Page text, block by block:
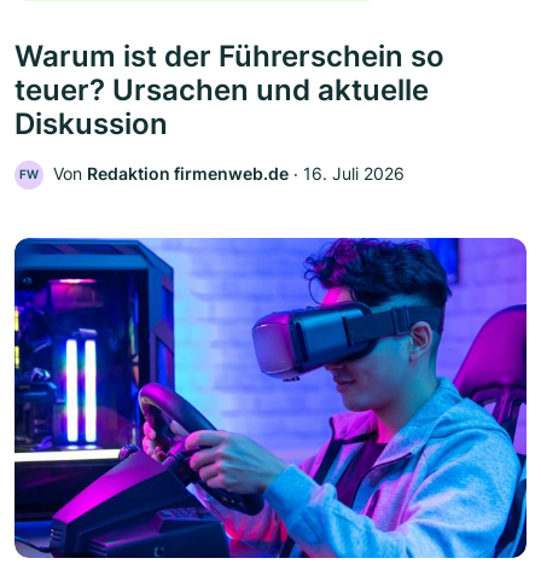
Warum ist der Führerschein so
teuer? Ursachen und aktuelle
Diskussion
FW Von Redaktion firmenweb.de ‧ 16. Juli 2026